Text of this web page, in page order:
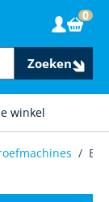
winkel
Zoeken
0
/